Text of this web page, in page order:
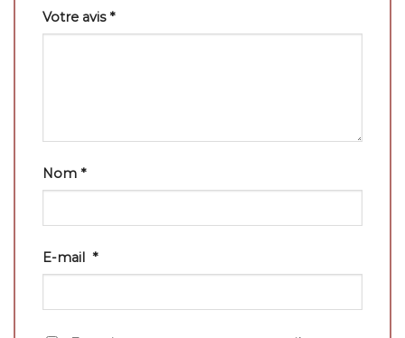
Votre avis*
Nom *
E-mail *